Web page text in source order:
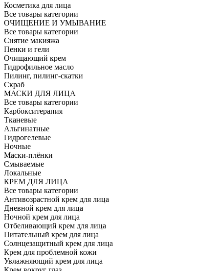
Косметика для лица
Все товары категории
ОЧИЩЕНИЕ И УМЫВАНИЕ
Все товары категории
Снятие макияжа
Пенки и гели
Очищающий крем
Гидрофильное масло
Пилинг, пилинг-скатки
Скраб
МАСКИ ДЛЯ ЛИЦА
Все товары категории
Карбокситерапия
Тканевые
Альгинатные
Гидрогелевые
Ночные
Маски-плёнки
Смываемые
Локальные
КРЕМ ДЛЯ ЛИЦА
Все товары категории
Антивозрастной крем для лица
Дневной крем для лица
Ночной крем для лица
Отбеливающий крем для лица
Питательный крем для лица
Солнцезащитный крем для лица
Крем для проблемной кожи
Увлажняющий крем для лица